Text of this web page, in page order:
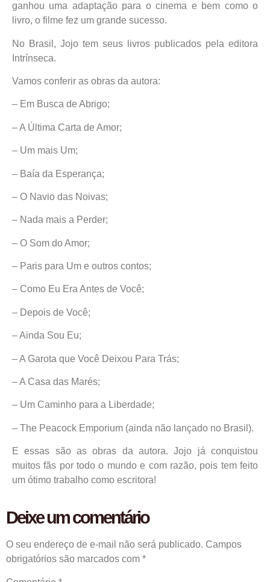
ganhou uma adaptação para o cinema e bem como o
livro, o filme fez um grande sucesso.
No Brasil, Jojo tem seus livros publicados pela editora
Intrínseca.
Vamos conferir as obras da autora:
– Em Busca de Abrigo;
– A Última Carta de Amor;
– Um mais Um;
– Baía da Esperança;
– O Navio das Noivas;
– Nada mais a Perder;
– O Som do Amor;
– Paris para Um e outros contos;
– Como Eu Era Antes de Você;
– Depois de Você;
– Ainda Sou Eu;
– A Garota que Você Deixou Para Trás;
– A Casa das Marés;
– Um Caminho para a Liberdade;
– The Peacock Emporium (ainda não lançado no Brasil).
E essas são as obras da autora. Jojo já conquistou
muitos fãs por todo o mundo e com razão, pois tem feito
um ótimo trabalho como escritora!
Deixe um comentário
O seu endereço de e-mail não será publicado. Campos
obrigatórios são marcados com *